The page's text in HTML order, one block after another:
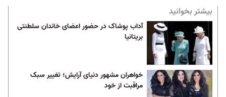
بیشتر بخوانید
آداب پوشاک در حضور اعضای خاندان سلطنتی
بریتانیا
خواهران مشهور دنیای آرایش؛ تغییر سبک
مراقبت از خود